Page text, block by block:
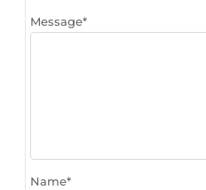
Message*
Name*